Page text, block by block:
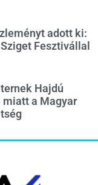
adott ki:
Fesztivállal
Hajdú
miatt a Magyar